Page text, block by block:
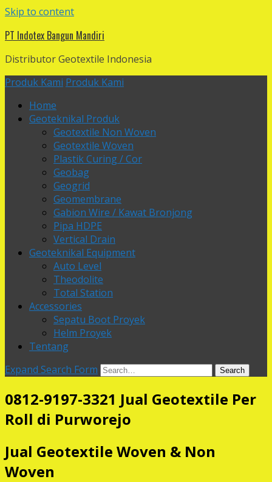
Skip to content
PT Indotex Bangun Mandiri
Distributor Geotextile Indonesia
Produk Kami Produk Kami
Home
Geoteknikal Produk
Geotextile Non Woven
Geotextile Woven
Plastik Curing / Cor
Geobag
Geogrid
Geomembrane
Gabion Wire / Kawat Bronjong
Pipa HDPE
Vertical Drain
Geoteknikal Equipment
Auto Level
Theodolite
Total Station
Accessories
Sepatu Boot Proyek
Helm Proyek
Tentang
Expand Search Form
Search
0812-9197-3321 Jual Geotextile Per
Roll di Purworejo
Jual Geotextile Woven & Non
Woven